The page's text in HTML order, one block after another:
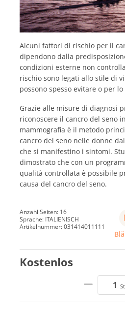
Alcuni fattori di rischio per il
dipendono dalla
condizioni esterne non
rischio sono legati allo stile di
possono spesso evitare o per
Grazie alle misure di diagnosi
riconoscere il cancro del seno
mammografia è il metodo
cancro del seno nelle donne
che si manifestino i sintomi.
dimostrato che con un
qualità controllata è possibile
causa del cancro del seno.
Anzahl Seiten: 16
Sprache: ITALIENISCH
Artikelnummer: 031414011111
Kostenlos